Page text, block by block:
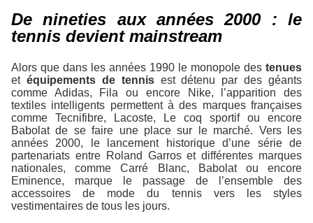
De nineties aux années 2000 : le
tennis devient mainstream
Alors que dans les années 1990 le monopole des tenues
et équipements de tennis est détenu par des géants
comme Adidas, Fila ou encore Nike, l’apparition des
textiles intelligents permettent à des marques françaises
comme Tecnifibre, Lacoste, Le coq sportif ou encore
Babolat de se faire une place sur le marché. Vers les
années 2000, le lancement historique d’une série de
partenariats entre Roland Garros et différentes marques
nationales, comme Carré Blanc, Babolat ou encore
Eminence, marque le passage de l’ensemble des
accessoires de mode du tennis vers les styles
vestimentaires de tous les jours.